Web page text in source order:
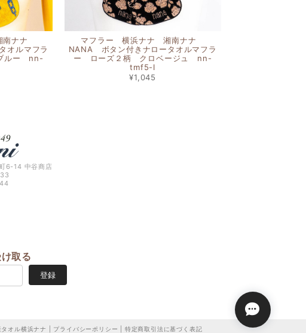
南ナナ
オルマフラ
ルー nn-
マフラー 横浜ナナ 湘南ナナ
NANA ボタン付きナロータオルマフラ
ー ローズ２柄 クロベージュ nn-
tmf5-I
¥1,045
6-14 中谷商店
取る
登録
オル横浜ナナ | プライバシーポリシー 特定商取引法に基づく表記